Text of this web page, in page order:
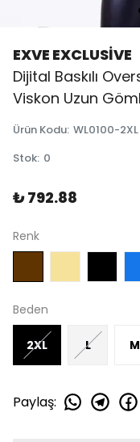
EXVE EXCLUSİVE
Dijital Baskılı
Viskon Uzun
Ürün Kodu: WL0100-2XL
Stok: 0
₺ 792.88
Renk
Beden
2XL L M
Paylaş: